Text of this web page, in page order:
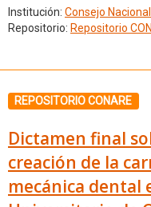
Institución: Consejo
Repositorio: Repositorio
REPOSITORIO CONARE
Dictamen final
creación de la
mecánica dental